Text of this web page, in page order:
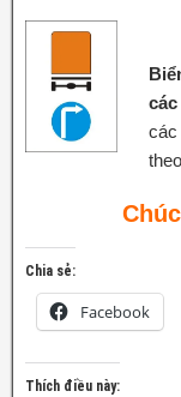
các
Chia sẻ:
Facebook
Thích điều này: